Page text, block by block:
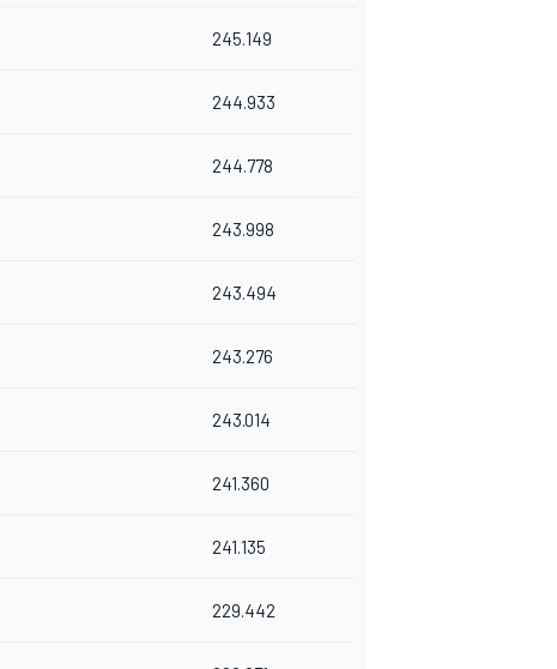
245.149
244.933
244.778
243.998
243.494
243.276
243.014
241.360
241.135
229.442